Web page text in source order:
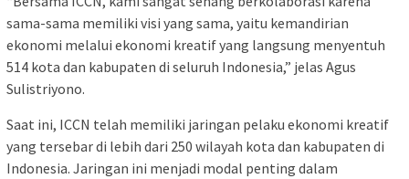
sama-sama memiliki visi yang sama, yaitu kemandirian
ekonomi melalui ekonomi kreatif yang langsung menyentuh
514 kota dan kabupaten di seluruh Indonesia,” jelas Agus
Sulistriyono.
Saat ini, ICCN telah memiliki jaringan pelaku ekonomi kreatif
yang tersebar di lebih dari 250 wilayah kota dan kabupaten di
Indonesia. Jaringan ini menjadi modal penting dalam